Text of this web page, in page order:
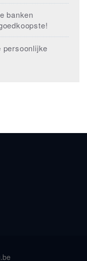
banken
persoonlijke